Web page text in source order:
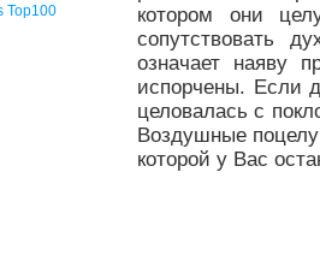
котором они
сопутствовать
означает наяву
испорчены. Если
целовалась с
Воздушные
которой у Вас